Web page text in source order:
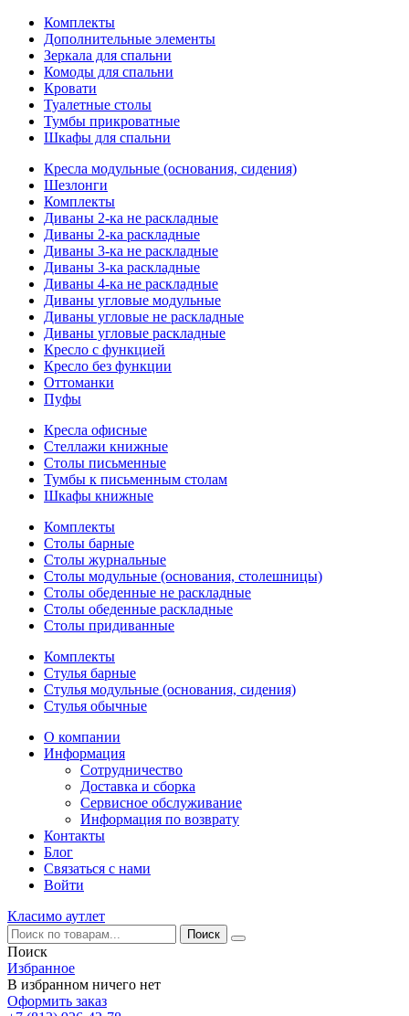
Комплекты
Дополнительные элементы
Зеркала для спальни
Комоды для спальни
Кровати
Туалетные столы
Тумбы прикроватные
Шкафы для спальни
Кресла модульные (основания, сидения)
Шезлонги
Комплекты
Диваны 2-ка не раскладные
Диваны 2-ка раскладные
Диваны 3-ка не раскладные
Диваны 3-ка раскладные
Диваны 4-ка не раскладные
Диваны угловые модульные
Диваны угловые не раскладные
Диваны угловые раскладные
Кресло с функцией
Кресло без функции
Оттоманки
Пуфы
Кресла офисные
Стеллажи книжные
Столы письменные
Тумбы к письменным столам
Шкафы книжные
Комплекты
Столы барные
Столы журнальные
Столы модульные (основания, столешницы)
Столы обеденные не раскладные
Столы обеденные раскладные
Столы придиванные
Комплекты
Стулья барные
Стулья модульные (основания, сидения)
Стулья обычные
О компании
Информация
Сотрудничество
Доставка и сборка
Сервисное обслуживание
Информация по возврату
Контакты
Блог
Связаться с нами
Войти
Класимо аутлет
Поиск
Избранное
В избранном ничего нет
Оформить заказ